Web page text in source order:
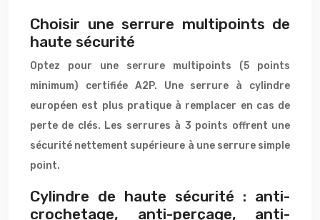
Choisir une serrure multipoints de
haute sécurité
Optez pour une serrure multipoints (5 points
minimum) certifiée A2P. Une serrure à cylindre
européen est plus pratique à remplacer en cas de
perte de clés. Les serrures à 3 points offrent une
sécurité nettement supérieure à une serrure simple
point.
Cylindre de haute sécurité : anti-
crochetage, anti-perçage, anti-